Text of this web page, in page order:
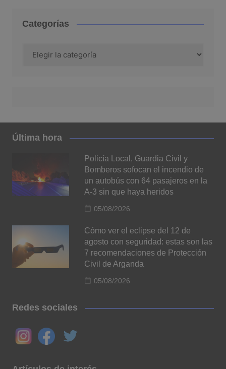
Categorías
Última hora
Policía Local, Guardia Civil y
Bomberos sofocan el incendio de
un autobús con 64 pasajeros en la
A-3 sin que haya heridos
05/08/2026
Cómo ver el eclipse del 12 de
agosto con seguridad: estas son las
7 recomendaciones de Protección
Civil de Arganda
05/08/2026
Redes sociales